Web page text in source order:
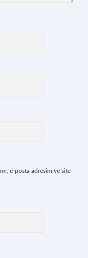
e-posta adresim ve site